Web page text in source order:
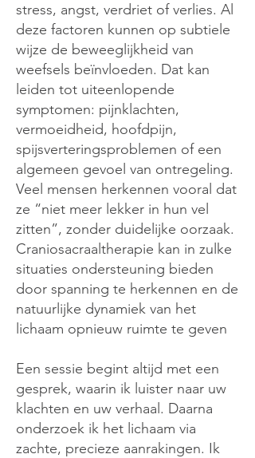
stress, angst, verdriet of verlies. Al
deze factoren kunnen op subtiele
wijze de beweeglijkheid van
weefsels beïnvloeden. Dat kan
leiden tot uiteenlopende
symptomen: pijnklachten,
vermoeidheid, hoofdpijn,
spijsverteringsproblemen of een
algemeen gevoel van ontregeling.
Veel mensen herkennen vooral dat
ze “niet meer lekker in hun vel
zitten”, zonder duidelijke oorzaak.
Craniosacraaltherapie kan in zulke
situaties ondersteuning bieden
door spanning te herkennen en de
natuurlijke dynamiek van het
lichaam opnieuw ruimte te geven
Een sessie begint altijd met een
gesprek, waarin ik luister naar uw
klachten en uw verhaal. Daarna
onderzoek ik het lichaam via
zachte, precieze aanrakingen. Ik